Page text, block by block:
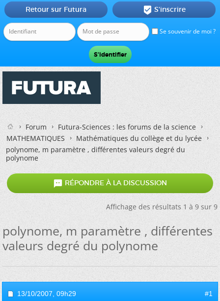
Se souvenir de moi ?
Retour sur Futura  S'inscrire
Forum
Futura-Sciences : les forums de la science
MATHEMATIQUES
Mathématiques du collège et du lycée
polynome, m paramètre , différentes valeurs degré du
polynome
 RÉPONDRE À LA DISCUSSION
Affichage des résultats 1 à 9 sur 9
polynome, m paramètre , différentes
valeurs degré du polynome
13/10/2007, 09h29 #1